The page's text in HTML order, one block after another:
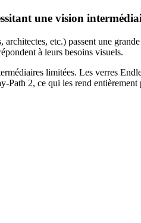
une vision
etc.) passent une
à leurs besoins visuels.
limitées. Les verres
2, ce qui les rend